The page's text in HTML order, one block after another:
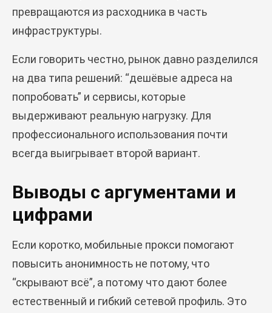
превращаются из расходника в часть
инфраструктуры.
Если говорить честно, рынок давно разделился
на два типа решений: “дешёвые адреса на
попробовать” и сервисы, которые
выдерживают реальную нагрузку. Для
профессионального использования почти
всегда выигрывает второй вариант.
Выводы с аргументами и
цифрами
Если коротко, мобильные прокси помогают
повысить анонимность не потому, что
“скрывают всё”, а потому что дают более
естественный и гибкий сетевой профиль. Это